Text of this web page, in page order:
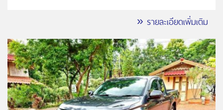
» รายละเอียดเพิ่มเติม